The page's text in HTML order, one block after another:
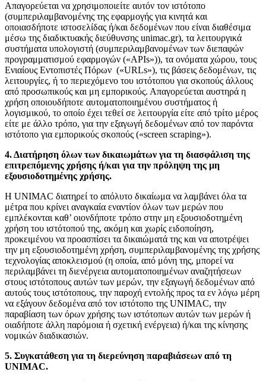
Η Εταιρεία μας
Ηλεκτροσυγκόλληση
Επεξεργασία ξύλου
Απαγορεύεται να χρησιμοποιείτε αυτόν τον ιστότοπο
(συμπεριλαμβανομένης της εφαρμογής για κινητά και
οποιασδήποτε ιστοσελίδας ή/και δεδομένων που είναι διαθέσιμα
μέσω της διαδικτυακής διεύθυνσης unimac.gr), τα λειτουργικά
συστήματα υπολογιστή (συμπεριλαμβανομένων των διεπαφών
προγραμματισμού εφαρμογών («APIs»)), τα ονόματα χώρου, τους
Ενιαίους Εντοπιστές Πόρων («URLs»), τις βάσεις δεδομένων, τις
λειτουργίες, ή το περιεχόμενο του ιστότοπου για σκοπούς άλλους
από προσωπικούς και μη εμπορικούς. Απαγορεύεται αυστηρά η
χρήση οποιουδήποτε αυτοματοποιημένου συστήματος ή
λογισμικού, το οποίο έχει τεθεί σε λειτουργία είτε από τρίτο μέρος
είτε με άλλο τρόπο, για την εξαγωγή δεδομένων από τον παρόντα
ιστότοπο για εμπορικούς σκοπούς («screen scraping»).
4. Διατήρηση όλων των δικαιωμάτων για τη διασφάλιση της
επιτρεπόμενης χρήσης ή/και για την πρόληψη της μη
εξουσιοδοτημένης χρήσης.
Η UNIMAC διατηρεί το απόλυτο δικαίωμα να λαμβάνει όλα τα
μέτρα που κρίνει αναγκαία εναντίον όλων των μερών που
εμπλέκονται καθ’ οιονδήποτε τρόπο στην μη εξουσιοδοτημένη
χρήση του ιστότοπού της, ακόμη και χωρίς ειδοποίηση,
προκειμένου να προασπίσει τα δικαιώματά της και να αποτρέψει
την μη εξουσιοδοτημένη χρήση, συμπεριλαμβανομένης της χρήσης
τεχνολογίας αποκλεισμού (η οποία, από μόνη της, μπορεί να
περιλαμβάνει τη διενέργεια αυτοματοποιημένων αναζητήσεων
στους ιστότοπους αυτών των μερών, την εξαγωγή δεδομένων από
αυτούς τους ιστότοπους, την παροχή εντολής προς τα εν λόγω μέρη
να εξάγουν δεδομένα από τον ιστότοπο της UNIMAC, την
παραβίαση των όρων χρήσης των ιστότοπων αυτών των μερών ή
οιαδήποτε άλλη παρόμοια ή σχετική ενέργεια) ή/και της κίνησης
νομικών διαδικασιών.
5. Συγκατάθεση για τη διερεύνηση παραβιάσεων από τη
UNIMAC.